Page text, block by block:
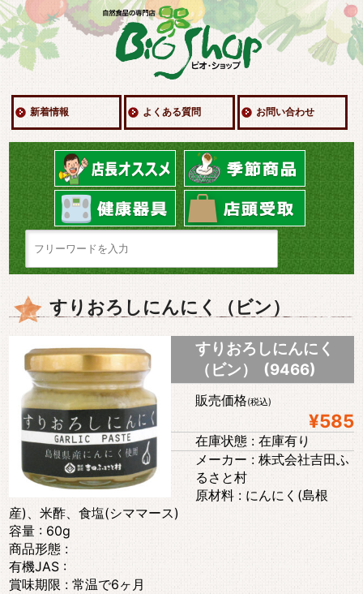
新着情報 よくある質問 お問い合わせ
すりおろしにんにく（ビン）
すりおろしにんにく
（ビン） (9466)
販売価格(税込)
¥585
在庫状態 : 在庫有り
メーカー : 株式会社吉田ふ
るさと村
原材料 : にんにく(島根
産)、米酢、食塩(シママース)
容量 : 60g
商品形態 :
有機JAS :
賞味期限 : 常温で6ヶ月